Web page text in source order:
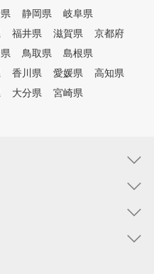
静岡県
岐阜県
福井県 滋賀県
京都府
鳥取県
島根県
香川県 愛媛県
高知県
大分県
宮崎県